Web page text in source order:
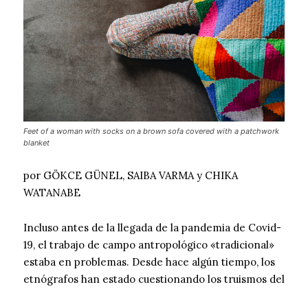
Feet of a woman with socks on a brown sofa covered with a patchwork
blanket
por GÖKCE GÜNEL, SAIBA VARMA y CHIKA
WATANABE
Incluso antes de la llegada de la pandemia de Covid-
19, el trabajo de campo antropológico «tradicional»
estaba en problemas. Desde hace algún tiempo, los
etnógrafos han estado cuestionando los truismos del